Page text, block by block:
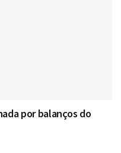
por balanços do